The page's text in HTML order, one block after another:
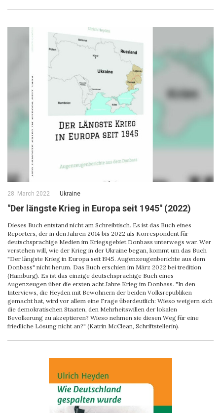
28. March 2022 Ukraine
"Der längste Krieg in Europa seit 1945" (2022)
Dieses Buch entstand nicht am Schreibtisch. Es ist das Buch eines
Reporters, der in den Jahren 2014 bis 2022 als Korrespondent für
deutschsprachige Medien im Kriegsgebiet Donbass unterwegs war. Wer
verstehen will, wie der Krieg in der Ukraine began, kommt um das Buch
"Der längste Krieg in Europa seit 1945. Augenzeugenberichte aus dem
Donbass" nicht herum. Das Buch erschien im März 2022 bei tredition
(Hamburg). Es ist das einzige deutschsprachige Buch eines
Augenzeugen über die ersten acht Jahre Krieg im Donbass. "In den
Interviews, die Heyden mit Bewohnern der beiden Volksrepubliken
gemacht hat, wird vor allem eine Frage überdeutlich: Wieso weigern sich
die demokratischen Staaten, den Mehrheitswillen der lokalen
Bevölkerung zu akzeptieren? Wieso nehmen sie diesen Weg für eine
friedliche Lösung nicht an?" (Katrin McClean, Schriftstellerin).